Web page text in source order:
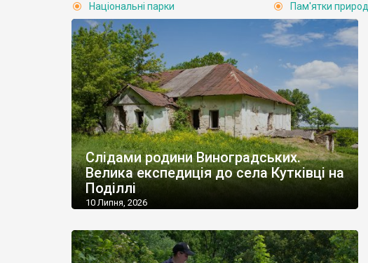
Національні парки
Пам'ятки
Слідами родини Виноградських.
Велика експедиція до села Кутківці на
Поділлі
10 Липня, 2026